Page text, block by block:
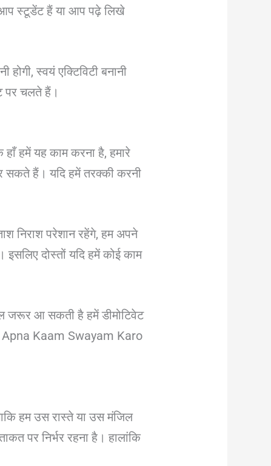
स्टूडेंट हैं या आप पढ़े लिखे
स्वयं एक्टिविटी बनानी
पर चलते हैं।
हमें यह काम करना है, हमारे
सकते हैं। यदि हमें तरक्की करनी
निराश परेशान रहेंगे, हम अपने
दोस्तों यदि हमें कोई काम
जरूर आ सकती है हमें डीमोटिवेट
Apna Kaam Swayam Karo
हम उस रास्ते या उस मंजिल
पर निर्भर रहना है। हालांकि